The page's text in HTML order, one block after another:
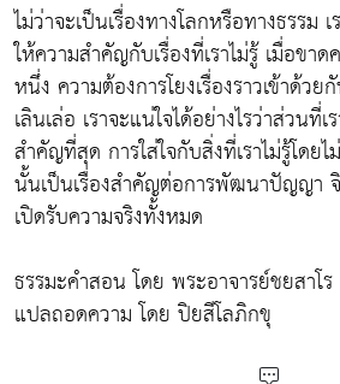
ไม่ว่าจะเป็นเรื่องทางโลกหรือทางธรรม
ให้ความสำคัญกับเรื่องที่เราไม่รู้ เมื่อขาด
หนึ่ง ความต้องการโยงเรื่องราวเข้าด้วย
เลินเล่อ เราจะแน่ใจได้อย่างไรว่าส่วนที่
สำคัญที่สุด การใส่ใจกับสิ่งที่เราไม่รู้โดย
นั้นเป็นเรื่องสำคัญต่อการพัฒนาปัญญา
เปิดรับความจริงทั้งหมด
ธรรมะคำสอน โดย พระอาจารย์ชยสาโร
แปลถอดความ โดย ปิยสีโลภิกขุ